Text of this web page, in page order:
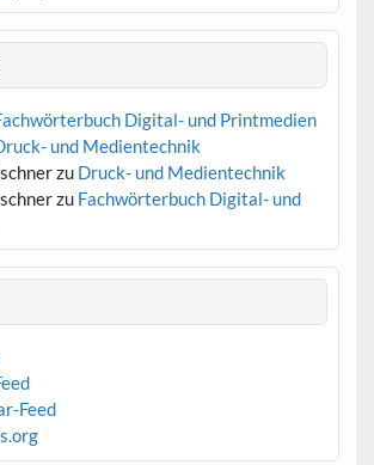
Digital- und Printmedien
und Medientechnik
zu Druck- und Medientechnik
zu Fachwörterbuch Digital- und
Feed